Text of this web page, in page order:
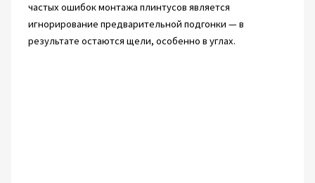
частых ошибок монтажа плинтусов является
игнорирование предварительной подгонки — в
результате остаются щели, особенно в углах.